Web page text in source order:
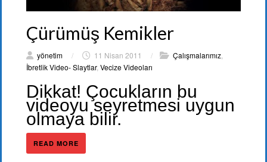
Çürümüş Kemikler
yönetim / 11 Nisan 2011 / Çalışmalarımız
İbretlik Video- Slaytlar, Vecize Videoları
Dikkat! Çocukların bu
videoyu seyretmesi uygun
olmaya bilir.
READ MORE